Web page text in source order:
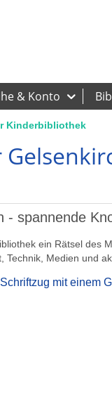
& Konto
Kinderbibliothek
- spannende
ein Rätsel des
Medien und